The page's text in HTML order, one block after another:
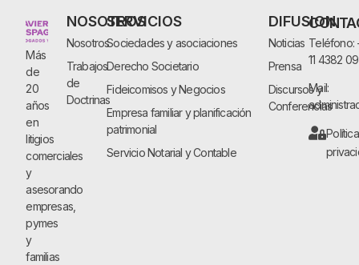
Más
de
20
años
en
litigios
comerciales
y
asesorando
empresas,
pymes
y
familias
NOSOTROS
Nosotros
Trabajos
de
Doctrinas
SERVICIOS
Sociedades y asociaciones
Derecho Societario
Fideicomisos y Negocios
Empresa familiar y planificación
patrimonial
Servicio Notarial y Contable
DIFUSION
Noticias
Prensa
Discursos y
Conferencias
Teléfono:
11 4382
Mail: